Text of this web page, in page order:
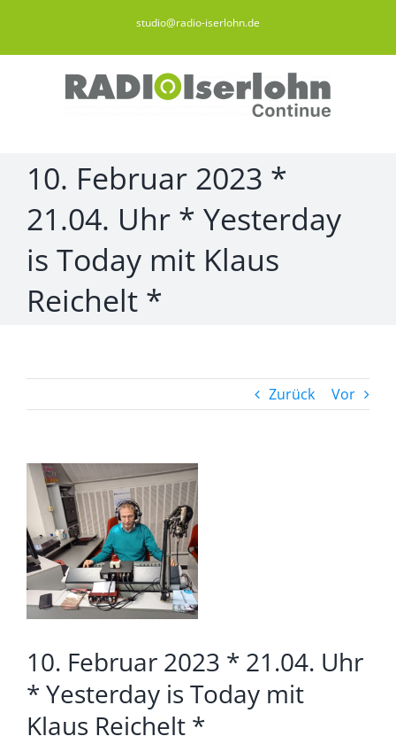
springen
studio@radio-iserlohn.de
10. Februar 2023 *
21.04. Uhr * Yesterday
is Today mit Klaus
Reichelt *
Zurück Vor
Zeige
grösseres
Bild
10. Februar 2023 * 21.04. Uhr
* Yesterday is Today mit
Klaus Reichelt *